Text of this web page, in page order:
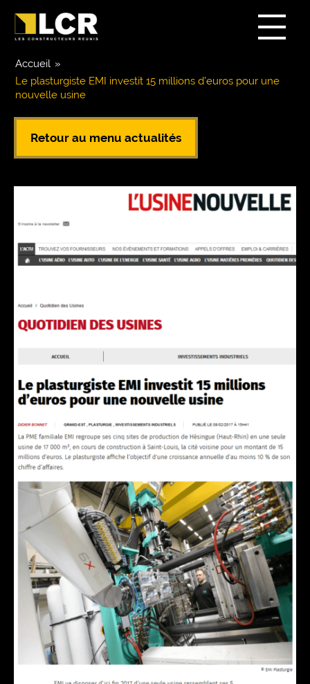
Accueil »
Le plasturgiste EMI investit 15 millions d’euros pour une
nouvelle usine
Retour au menu actualités